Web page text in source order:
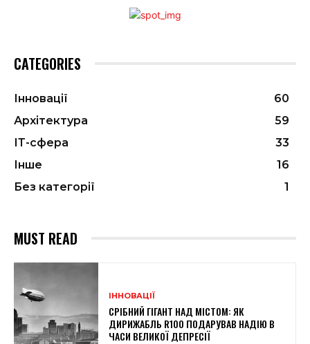
CATEGORIES
Інновації
60
Архітектура
59
ІТ-сфера
33
Інше
16
Без категорії
1
MUST READ
ІННОВАЦІЇ
СРІБНИЙ ГІГАНТ НАД МІСТОМ: ЯК
ДИРИЖАБЛЬ R100 ПОДАРУВАВ НАДІЮ В
ЧАСИ ВЕЛИКОЇ ДЕПРЕСІЇ